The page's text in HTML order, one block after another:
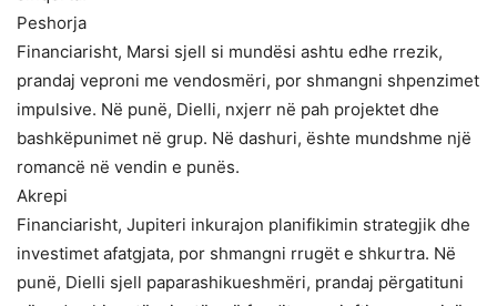
Peshorja
Financiarisht, Marsi sjell si mundësi ashtu edhe rrezik,
prandaj veproni me vendosmëri, por shmangni shpenzimet
impulsive. Në punë, Dielli, nxjerr në pah projektet dhe
bashkëpunimet në grup. Në dashuri, ështe mundshme një
romancë në vendin e punës.
Akrepi
Financiarisht, Jupiteri inkurajon planifikimin strategjik dhe
investimet afatgjata, por shmangni rrugët e shkurtra. Në
punë, Dielli sjell paparashikueshmëri, prandaj përgatituni